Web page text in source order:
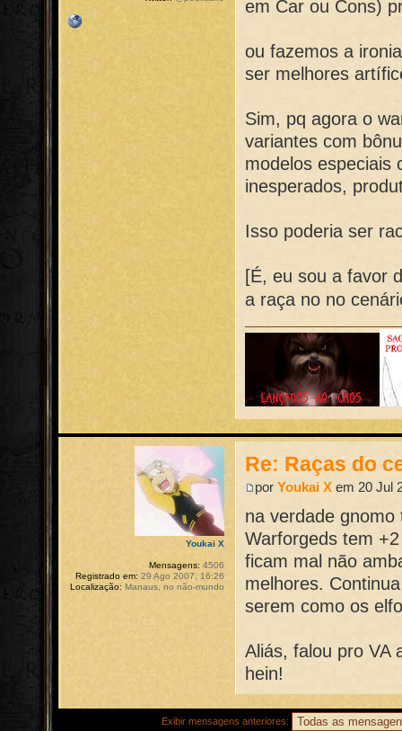
em Car ou Cons)
ou fazemos a
ser melhores
Sim, pq agora o
variantes com
modelos especiais
inesperados,
Isso poderia ser
[É, eu sou a favor
a raça no no
Re: Raças do
porYoukai X em 20 Jul
na verdade
Warforgeds tem
ficam mal não
melhores.
serem como os
Aliás, falou pro VA
hein!
Youkai X
Mensagens: 4506
Registrado em: 29 Ago 2007, 16:26
Localização: Manaus, no não-mundo
Exibir mensagens anteriores: